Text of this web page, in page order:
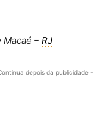
– RJ
depois da publicidade -